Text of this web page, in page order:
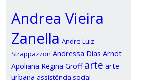
Andrea Vieira
Zanella Andre Luiz
Strappazzon Andressa Dias Arndt
Apoliana Regina Groff arte arte
urbana assistência social